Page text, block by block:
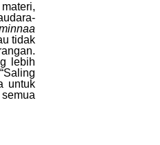
tidak
lebih
“Saling
untuk